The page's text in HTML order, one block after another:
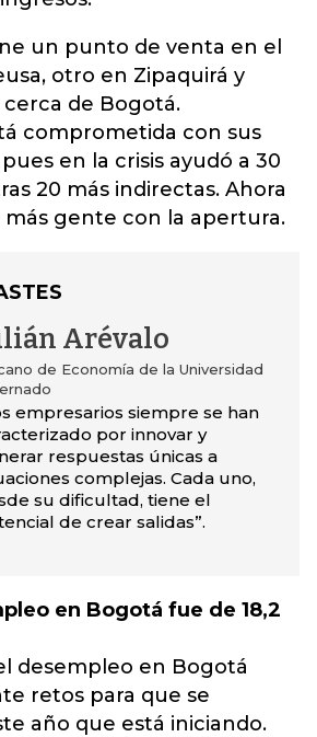
un punto de venta en el
otro en Zipaquirá y
de Bogotá.
comprometida con sus
en la crisis ayudó a 30
20 más indirectas. Ahora
más gente con la apertura.
Arévalo
de Economía de la Universidad
empresarios siempre se han
por innovar y
respuestas únicas a
complejas. Cada uno,
su dificultad, tiene el
de crear salidas”.
en Bogotá fue de 18,2
desempleo en Bogotá
retos para que se
año que está iniciando.